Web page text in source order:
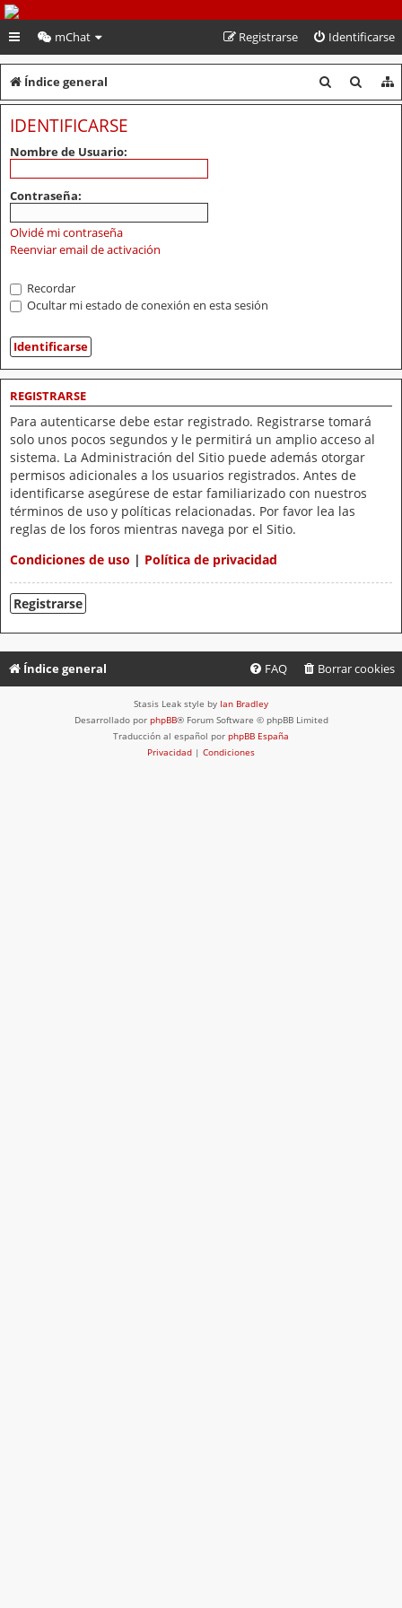
PeruVoley.com
mChat Identificarse
Registrarse
Índice general
u
u
IDENTIFICARSE
Nombre de Usuario:
Contraseña:
Olvidé mi contraseña
Reenviar email de activación
Recordar
Ocultar mi estado de conexión en esta sesión
REGISTRARSE
Para autenticarse debe estar registrado. Registrarse tomará
solo unos pocos segundos y le permitirá un amplio acceso al
sistema. La Administración del Sitio puede además otorgar
permisos adicionales a los usuarios registrados. Antes de
identificarse asegúrese de estar familiarizado con nuestros
términos de uso y políticas relacionadas. Por favor lea las
reglas de los foros mientras navega por el Sitio.
Condiciones de uso | Política de privacidad
Registrarse
Índice general Borrar cookies
FAQ
Stasis Leak style by Ian Bradley
Desarrollado por phpBB® Forum Software © phpBB Limited
Traducción al español por phpBB España
Privacidad | Condiciones